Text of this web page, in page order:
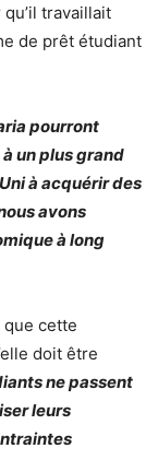
travaillait
de prêt étudiant
pourront
un plus grand
à acquérir des
avons
à long
cette
doit être
ne passent
leurs